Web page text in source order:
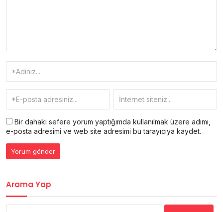
Bir dahaki sefere yorum yaptığımda kullanılmak üzere adımı,
e-posta adresimi ve web site adresimi bu tarayıcıya kaydet.
Arama Yap